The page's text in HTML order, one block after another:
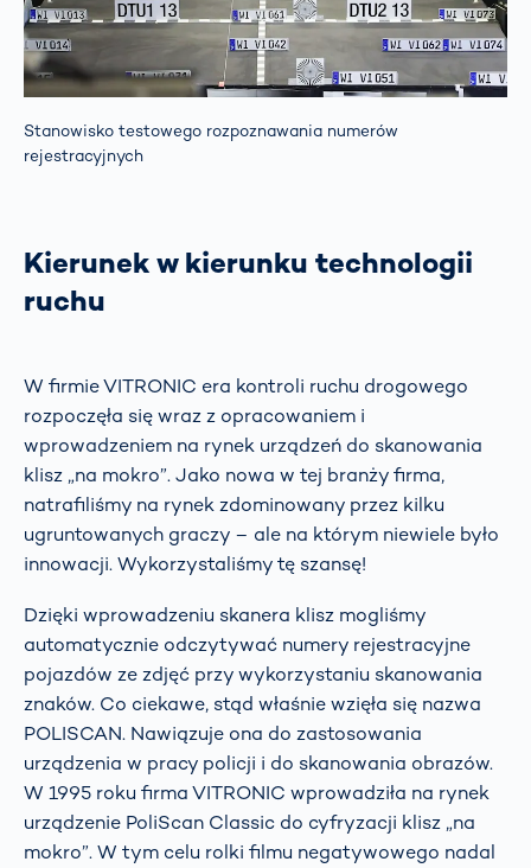
Stanowisko testowego rozpoznawania numerów
rejestracyjnych
Kierunek w kierunku technologii
ruchu
W firmie VITRONIC era kontroli ruchu drogowego
rozpoczęła się wraz z opracowaniem i
wprowadzeniem na rynek urządzeń do skanowania
klisz „na mokro”. Jako nowa w tej branży firma,
natrafiliśmy na rynek zdominowany przez kilku
ugruntowanych graczy – ale na którym niewiele było
innowacji. Wykorzystaliśmy tę szansę!
Dzięki wprowadzeniu skanera klisz mogliśmy
automatycznie odczytywać numery rejestracyjne
pojazdów ze zdjęć przy wykorzystaniu skanowania
znaków. Co ciekawe, stąd właśnie wzięła się nazwa
POLISCAN. Nawiązuje ona do zastosowania
urządzenia w pracy policji i do skanowania obrazów.
W 1995 roku firma VITRONIC wprowadziła na rynek
urządzenie PoliScan Classic do cyfryzacji klisz „na
mokro”. W tym celu rolki filmu negatywowego nadal